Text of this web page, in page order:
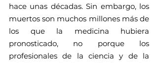
hace unas décadas. Sin embargo, los
muertos son muchos millones más de
los que la medicina hubiera
pronosticado, no porque los
profesionales de la ciencia y de la